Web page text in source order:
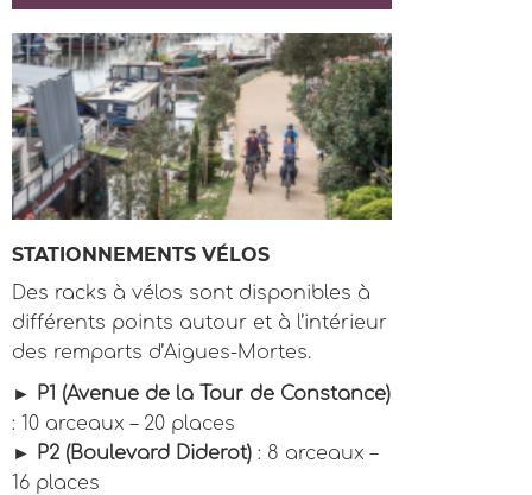
STATIONNEMENTS VÉLOS
Des racks à vélos sont disponibles à
différents points autour et à l’intérieur
des remparts d’Aigues-Mortes.
► P1 (Avenue de la Tour de Constance)
: 10 arceaux – 20 places
► P2 (Boulevard Diderot) : 8 arceaux –
16 places